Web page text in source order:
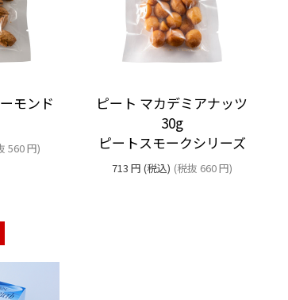
モンド
560円)
ピート マカデミアナッツ
30g
ピートスモークシリーズ
713 円 (税込) (税抜 660円)